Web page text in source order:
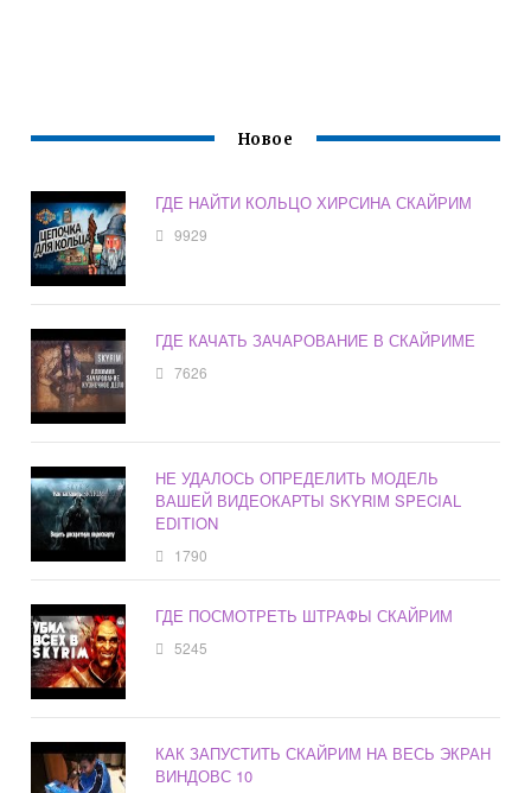
Новое
ГДЕ НАЙТИ КОЛЬЦО ХИРСИНА СКАЙРИМ
9929
ГДЕ КАЧАТЬ ЗАЧАРОВАНИЕ В СКАЙРИМЕ
7626
НЕ УДАЛОСЬ ОПРЕДЕЛИТЬ МОДЕЛЬ
ВАШЕЙ ВИДЕОКАРТЫ SKYRIM SPECIAL
EDITION
1790
ГДЕ ПОСМОТРЕТЬ ШТРАФЫ СКАЙРИМ
5245
КАК ЗАПУСТИТЬ СКАЙРИМ НА ВЕСЬ ЭКРАН
ВИНДОВС 10